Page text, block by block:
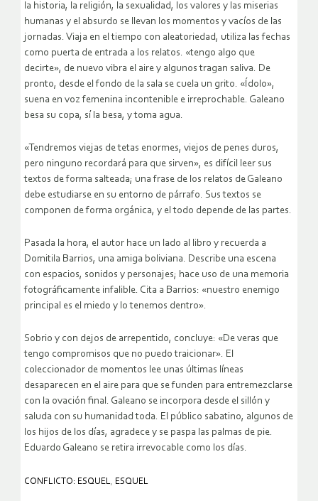
la historia, la religión, la sexualidad, los valores y las miserias
humanas y el absurdo se llevan los momentos y vacíos de las
jornadas. Viaja en el tiempo con aleatoriedad, utiliza las fechas
como puerta de entrada a los relatos. «tengo algo que
decirte», de nuevo vibra el aire y algunos tragan saliva. De
pronto, desde el fondo de la sala se cuela un grito. «Ídolo»,
suena en voz femenina incontenible e irreprochable. Galeano
besa su copa, sí la besa, y toma agua.
«Tendremos viejas de tetas enormes, viejos de penes duros,
pero ninguno recordará para que sirven», es difícil leer sus
textos de forma salteada; una frase de los relatos de Galeano
debe estudiarse en su entorno de párrafo. Sus textos se
componen de forma orgánica, y el todo depende de las partes.
Pasada la hora, el autor hace un lado al libro y recuerda a
Domitila Barrios, una amiga boliviana. Describe una escena
con espacios, sonidos y personajes; hace uso de una memoria
fotográficamente infalible. Cita a Barrios: «nuestro enemigo
principal es el miedo y lo tenemos dentro».
Sobrio y con dejos de arrepentido, concluye: «De veras que
tengo compromisos que no puedo traicionar». El
coleccionador de momentos lee unas últimas líneas
desaparecen en el aire para que se funden para entremezclarse
con la ovación final. Galeano se incorpora desde el sillón y
saluda con su humanidad toda. El público sabatino, algunos de
los hijos de los días, agradece y se paspa las palmas de pie.
Eduardo Galeano se retira irrevocable como los días.
CONFLICTO: ESQUEL, ESQUEL